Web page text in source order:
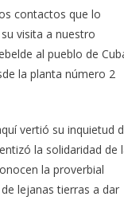
contactos que lo
visita a nuestro
al pueblo de
la planta número 2
vertió su inquietud
la solidaridad de
la proverbial
lejanas tierras a dar